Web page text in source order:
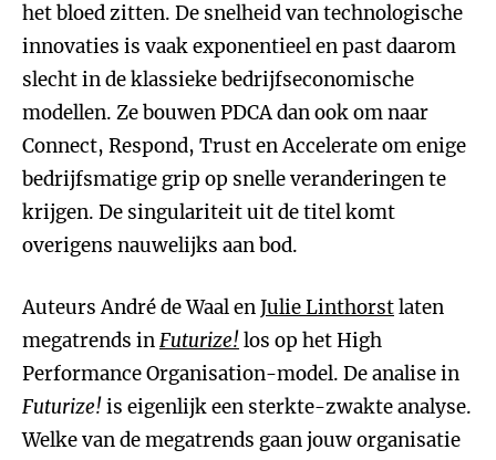
het bloed zitten. De snelheid van technologische
innovaties is vaak exponentieel en past daarom
slecht in de klassieke bedrijfseconomische
modellen. Ze bouwen PDCA dan ook om naar
Connect, Respond, Trust en Accelerate om enige
bedrijfsmatige grip op snelle veranderingen te
krijgen. De singulariteit uit de titel komt
overigens nauwelijks aan bod.
Auteurs André de Waal enJulie Linthorstlaten
megatrends inFuturize! los op het High
Performance Organisation-model. De analise in
Futurize! is eigenlijk een sterkte-zwakte analyse.
Welke van de megatrends gaan jouw organisatie